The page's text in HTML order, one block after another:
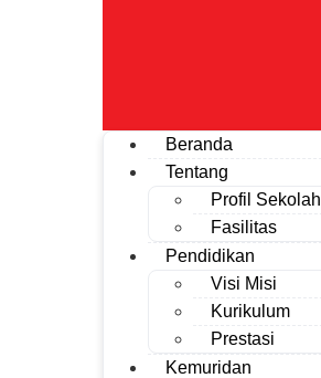
Beranda
Tentang
Profil Sekolah
Fasilitas
Pendidikan
Visi Misi
Kurikulum
Prestasi
Kemuridan